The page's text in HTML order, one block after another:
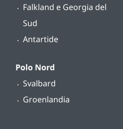
Falkland e Georgia del
Sud
Antartide
Polo Nord
Svalbard
Groenlandia